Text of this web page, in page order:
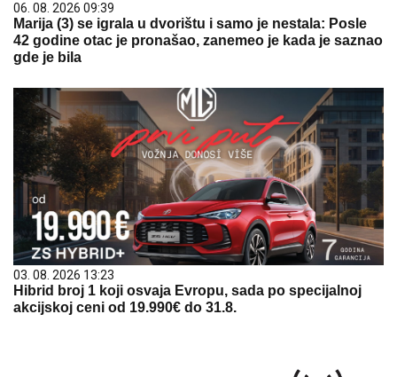
06. 08. 2026 09:39
Marija (3) se igrala u dvorištu i samo je nestala: Posle
42 godine otac je pronašao, zanemeo je kada je saznao
gde je bila
03. 08. 2026 13:23
Hibrid broj 1 koji osvaja Evropu, sada po specijalnoj
akcijskoj ceni od 19.990€ do 31.8.